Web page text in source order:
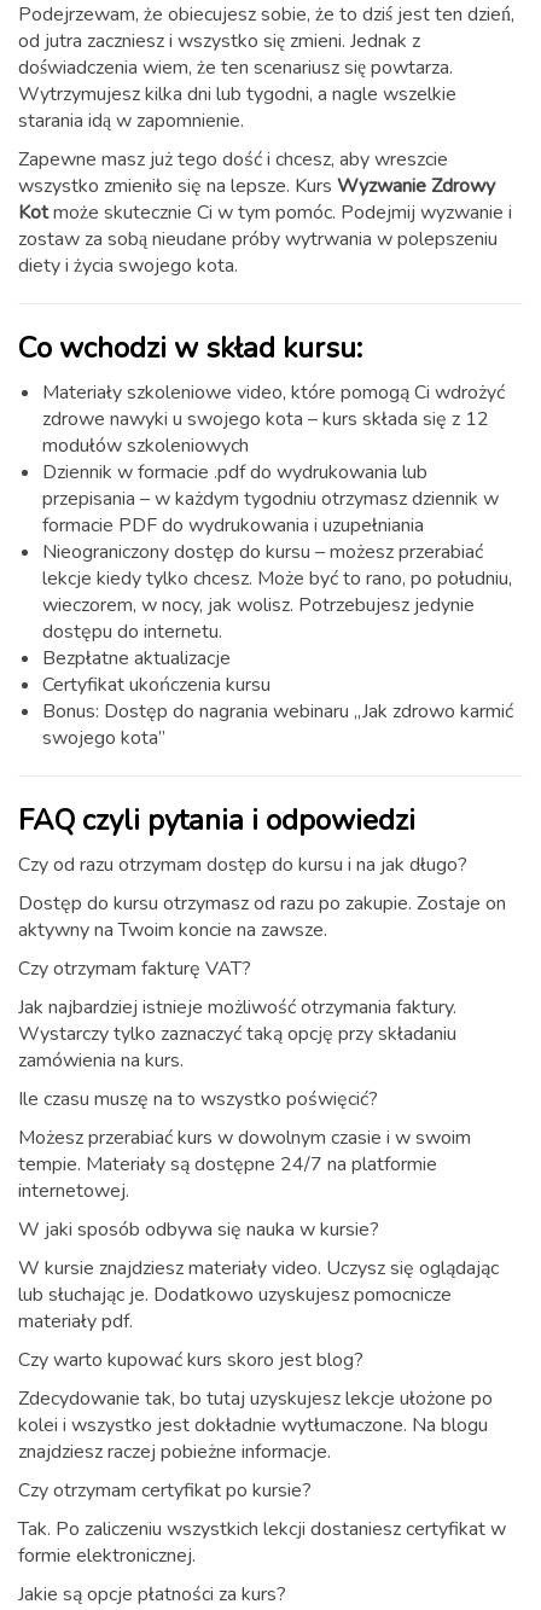
Podejrzewam, że obiecujesz sobie, że to dziś jest ten dzień,
od jutra zaczniesz i wszystko się zmieni. Jednak z
doświadczenia wiem, że ten scenariusz się powtarza.
Wytrzymujesz kilka dni lub tygodni, a nagle wszelkie
starania idą w zapomnienie.
Zapewne masz już tego dość i chcesz, aby wreszcie
wszystko zmieniło się na lepsze. Kurs Wyzwanie Zdrowy
Kotmoże skutecznie Ci w tym pomóc. Podejmij wyzwanie i
zostaw za sobą nieudane próby wytrwania w polepszeniu
diety i życia swojego kota.
Co wchodzi w skład kursu:
Materiały szkoleniowe video, które pomogą Ci wdrożyć
zdrowe nawyki u swojego kota – kurs składa się z 12
modułów szkoleniowych
Dziennik w formacie .pdf do wydrukowania lub
przepisania – w każdym tygodniu otrzymasz dziennik w
formacie PDF do wydrukowania i uzupełniania
Nieograniczony dostęp do kursu – możesz przerabiać
lekcje kiedy tylko chcesz. Może być to rano, po południu,
wieczorem, w nocy, jak wolisz. Potrzebujesz jedynie
dostępu do internetu.
Bezpłatne aktualizacje
Certyfikat ukończenia kursu
Bonus: Dostęp do nagrania webinaru „Jak zdrowo karmić
swojego kota”
FAQ czyli pytania i odpowiedzi
Czy od razu otrzymam dostęp do kursu i na jak długo?
Dostęp do kursu otrzymasz od razu po zakupie. Zostaje on
aktywny na Twoim koncie na zawsze.
Czy otrzymam fakturę VAT?
Jak najbardziej istnieje możliwość otrzymania faktury.
Wystarczy tylko zaznaczyć taką opcję przy składaniu
zamówienia na kurs.
Ile czasu muszę na to wszystko poświęcić?
Możesz przerabiać kurs w dowolnym czasie i w swoim
tempie. Materiały są dostępne 24/7 na platformie
internetowej.
W jaki sposób odbywa się nauka w kursie?
W kursie znajdziesz materiały video. Uczysz się oglądając
lub słuchając je. Dodatkowo uzyskujesz pomocnicze
materiały pdf.
Czy warto kupować kurs skoro jest blog?
Zdecydowanie tak, bo tutaj uzyskujesz lekcje ułożone po
kolei i wszystko jest dokładnie wytłumaczone. Na blogu
znajdziesz raczej pobieżne informacje.
Czy otrzymam certyfikat po kursie?
Tak. Po zaliczeniu wszystkich lekcji dostaniesz certyfikat w
formie elektronicznej.
Jakie są opcje płatności za kurs?